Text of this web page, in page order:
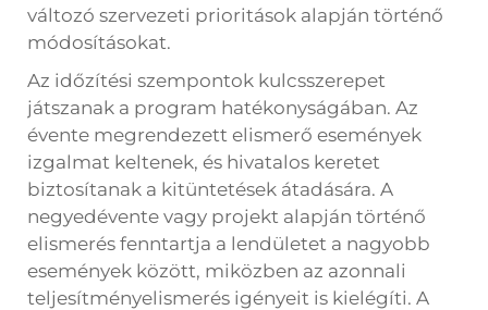
változó szervezeti prioritások alapján történő
módosításokat.
Az időzítési szempontok kulcsszerepet
játszanak a program hatékonyságában. Az
évente megrendezett elismerő események
izgalmat keltenek, és hivatalos keretet
biztosítanak a kitüntetések átadására. A
negyedévente vagy projekt alapján történő
elismerés fenntartja a lendületet a nagyobb
események között, miközben az azonnali
teljesítményelismerés igényeit is kielégíti. A